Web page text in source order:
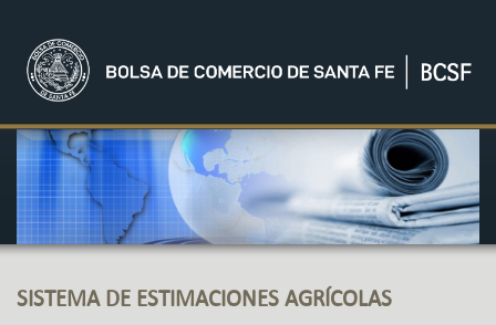
SISTEMA DE ESTIMACIONES AGRÍCOLAS